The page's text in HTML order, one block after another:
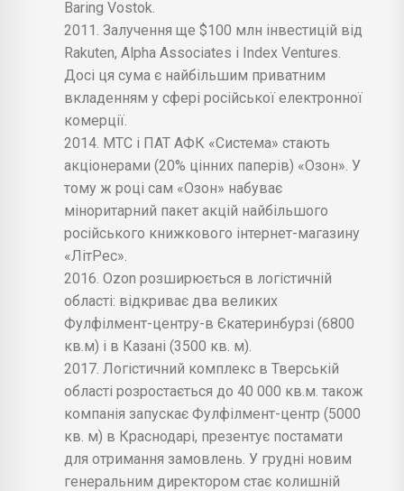
Baring Vostok.
2011. Залучення ще $100 млн інвестицій від
Rakuten, Alpha Associates і Index Ventures.
Досі ця сума є найбільшим приватним
вкладенням у сфері російської електронної
комерції.
2014. МТС і ПАТ АФК «Система» стають
акціонерами (20% цінних паперів) «Озон». У
тому ж році сам «Озон» набуває
міноритарний пакет акцій найбільшого
російського книжкового інтернет-магазину
«ЛітРес».
2016. Ozon розширюється в логістичній
області: відкриває два великих
Фулфілмент-центру-в Єкатеринбурзі (6800
кв.м) і в Казані (3500 кв. м).
2017. Логістичний комплекс в Тверській
області розростається до 40 000 кв.м. також
компанія запускає Фулфілмент-центр (5000
кв. м) в Краснодарі, презентує постамати
для отримання замовлень. У грудні новим
генеральним директором стає колишній